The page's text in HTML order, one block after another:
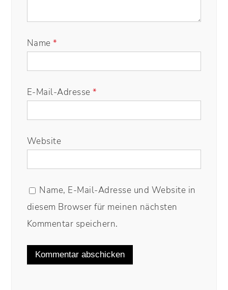
Name*
E-Mail-Adresse*
Website
Name, E-Mail-Adresse und Website in
diesem Browser für meinen nächsten
Kommentar speichern.